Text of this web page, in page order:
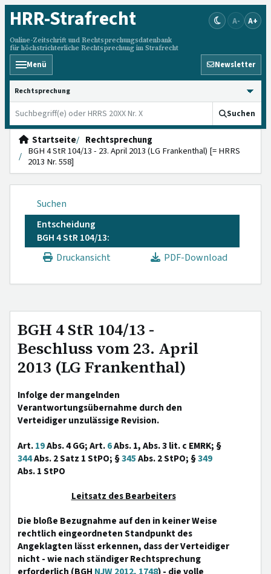
HRR-Strafrecht
Online-Zeitschrift und Rechtsprechungsdatenbank
für höchstrichterliche Rechtsprechung im Strafrecht
A- A+
Menü Newsletter
HRRS durchsuchen
Suchen
Startseite
Rechtsprechung
BGH 4 StR 104/13 - 23. April 2013 (LG Frankenthal) [= HRRS
2013 Nr. 558]
Suchen
Entscheidung
BGH 4 StR 104/13:
Druckansicht
PDF-Download
BGH 4 StR 104/13 -
Beschluss vom 23. April
2013 (LG Frankenthal)
Infolge der mangelnden
Verantwortungsübernahme durch den
Verteidiger unzulässige Revision.
Art.19Abs. 4 GG; Art.6Abs. 1, Abs. 3 lit. c EMRK; §
344Abs. 2 Satz 1 StPO; §345Abs. 2 StPO; §349
Abs. 1 StPO
Leitsatz des Bearbeiters
Die bloße Bezugnahme auf den in keiner Weise
rechtlich eingeordneten Standpunkt des
Angeklagten lässt erkennen, dass der Verteidiger
nicht - wie nach ständiger Rechtsprechung